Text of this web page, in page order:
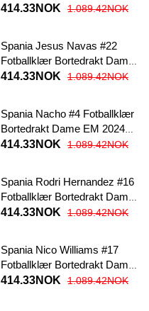
EM 2024 Kortermet
414.33NOK 1.089.42NOK
Spania Jesus Navas #22
Fotballklær Bortedrakt Dame
EM 2024 Kortermet
414.33NOK 1.089.42NOK
Spania Nacho #4 Fotballklær
Bortedrakt Dame EM 2024
Kortermet
414.33NOK 1.089.42NOK
Spania Rodri Hernandez #16
Fotballklær Bortedrakt Dame
EM 2024 Kortermet
414.33NOK 1.089.42NOK
Spania Nico Williams #17
Fotballklær Bortedrakt Dame
EM 2024 Kortermet
414.33NOK 1.089.42NOK